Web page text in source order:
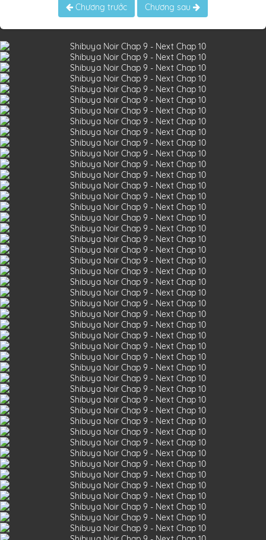
Chương trước Chương sau